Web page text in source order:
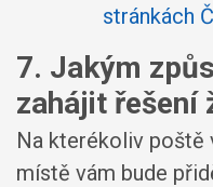
stránkách
7. Jakým
zahájit řešení
Na kterékoliv poště
místě vám bude